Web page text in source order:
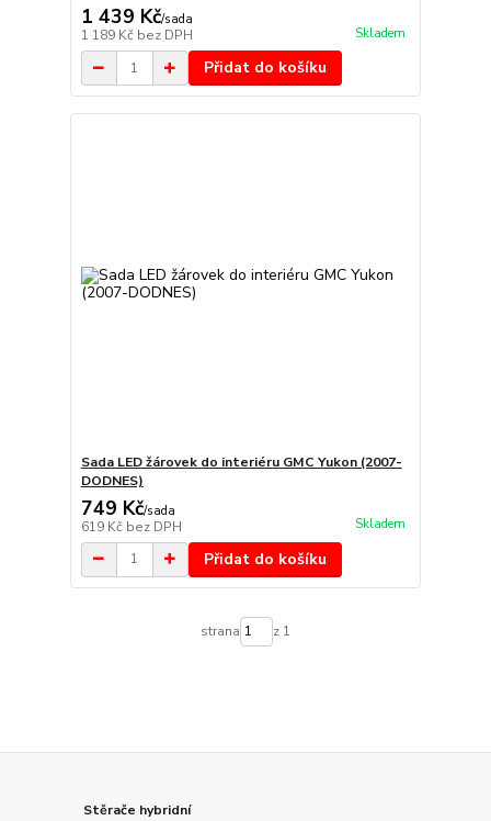
1 439 Kč/sada
1 189 Kč bez DPH Skladem
Přidat do košíku
Sada LED žárovek do interiéru GMC Yukon (2007-
DODNES)
749 Kč/sada
619 Kč bez DPH Skladem
Přidat do košíku
strana z 1
Stěrače hybridní